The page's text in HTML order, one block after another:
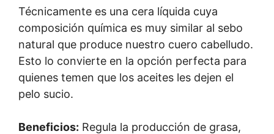
Técnicamente es una cera líquida cuya
composición química es muy similar al sebo
natural que produce nuestro cuero cabelludo.
Esto lo convierte en la opción perfecta para
quienes temen que los aceites les dejen el
pelo sucio.
Beneficios: Regula la producción de grasa,